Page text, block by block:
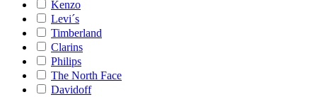
Kenzo
Levi´s
Timberland
Clarins
Philips
The North Face
Davidoff